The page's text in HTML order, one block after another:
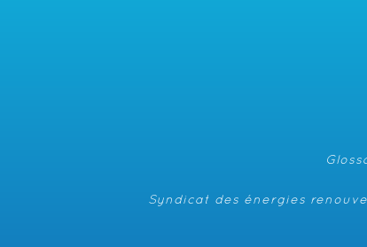
Syndicat des énergies